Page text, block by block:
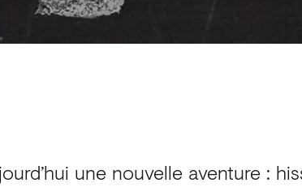
une nouvelle aventure :